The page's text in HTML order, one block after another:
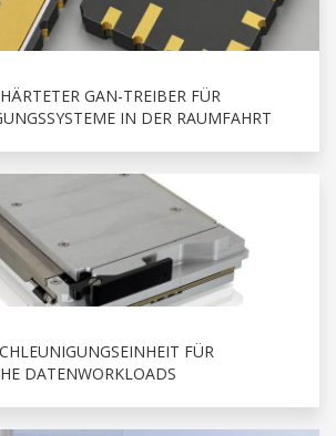
GAN-TREIBER FÜR
IN DER RAUMFAHRT
FÜR
DATENWORKLOADS